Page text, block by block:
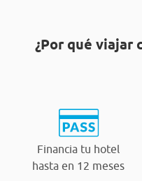
¿Por qué viajar
Financia tu hotel
hasta en 12 meses